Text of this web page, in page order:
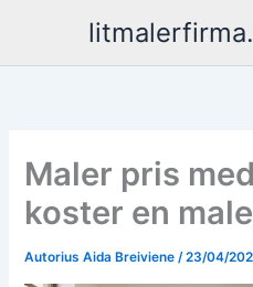
turinio
Maler pris
koster en
Autorius Aida Breiviene/23/04/